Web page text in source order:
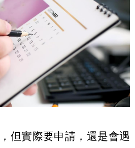
但實際要申請，還是會遇